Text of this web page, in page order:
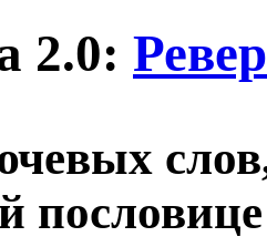
2.0:
пословице